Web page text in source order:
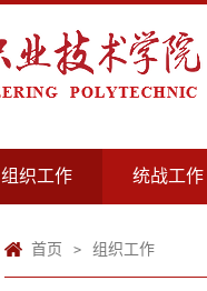
组织工作 统战工作
首页 > 组织工作